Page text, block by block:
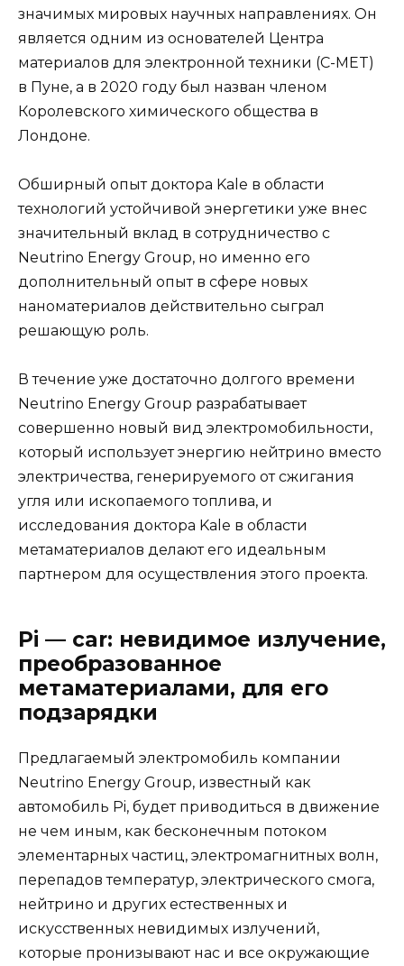
значимых мировых научных направлениях. Он
является одним из основателей Центра
материалов для электронной техники (C-MET)
в Пуне, а в 2020 году был назван членом
Королевского химического общества в
Лондоне.
Обширный опыт доктора Kale в области
технологий устойчивой энергетики уже внес
значительный вклад в сотрудничество с
Neutrino Energy Group, но именно его
дополнительный опыт в сфере новых
наноматериалов действительно сыграл
решающую роль.
В течение уже достаточно долгого времени
Neutrino Energy Group разрабатывает
совершенно новый вид электромобильности,
который использует энергию нейтрино вместо
электричества, генерируемого от сжигания
угля или ископаемого топлива, и
исследования доктора Kale в области
метаматериалов делают его идеальным
партнером для осуществления этого проекта.
Pi — car: невидимое излучение,
преобразованное
метаматериалами, для его
подзарядки
Предлагаемый электромобиль компании
Neutrino Energy Group, известный как
автомобиль Pi, будет приводиться в движение
не чем иным, как бесконечным потоком
элементарных частиц, электромагнитных волн,
перепадов температур, электрического смога,
нейтрино и других естественных и
искусственных невидимых излучений,
которые пронизывают нас и все окружающие